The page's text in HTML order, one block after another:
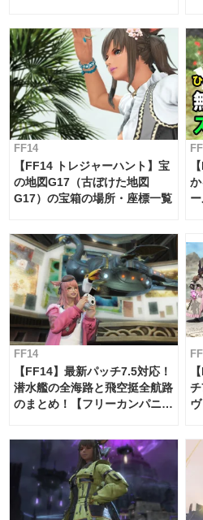
FF14
【FF14 トレジャーハント】宝
の地図G17（古ぼけた地図
G17）の宝箱の場所・座標一覧
FF14
【FF14】最新パッチ7.5対応！
潜水艦の全海路と飛空挺全航路
のまとめ！【フリーカンパニ